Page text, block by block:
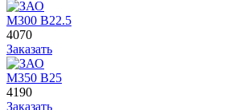
М300 В22.5
4070
Заказать
М350 В25
4190
Заказать